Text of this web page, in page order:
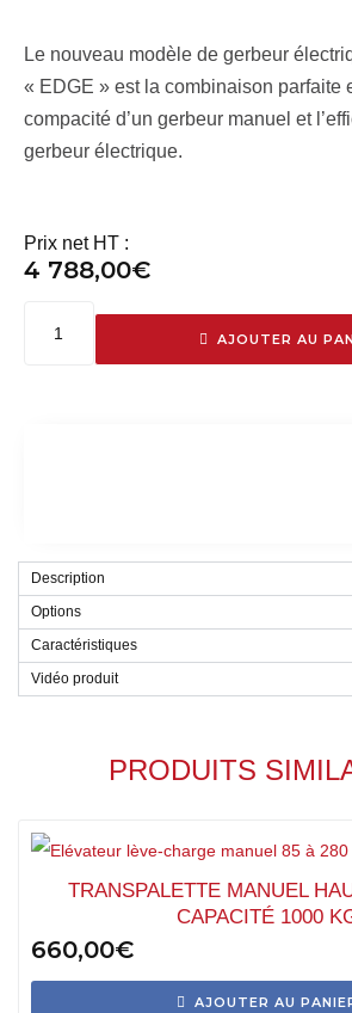
Le nouveau modèle de gerbeur
« EDGE » est la combinaison parfaite
compacité d’un gerbeur manuel et
gerbeur électrique.
Prix net HT :
4 788,00€
AJOUTER AU
Description
Options
Caractéristiques
Vidéo produit
PRODUITS
TRANSPALETTE MANUEL
CAPACITÉ 1000
660,00€
AJOUTER AU